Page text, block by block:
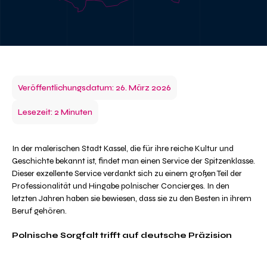
Veröffentlichungsdatum: 26. März 2026
Lesezeit: 2 Minuten
In der malerischen Stadt Kassel, die für ihre reiche Kultur und
Geschichte bekannt ist, findet man einen Service der Spitzenklasse.
Dieser exzellente Service verdankt sich zu einem großen Teil der
Professionalität und Hingabe polnischer Concierges. In den
letzten Jahren haben sie bewiesen, dass sie zu den Besten in ihrem
Beruf gehören.
Polnische Sorgfalt trifft auf deutsche Präzision